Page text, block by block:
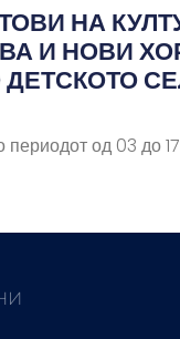
НА
И НОВИ
од 03 до